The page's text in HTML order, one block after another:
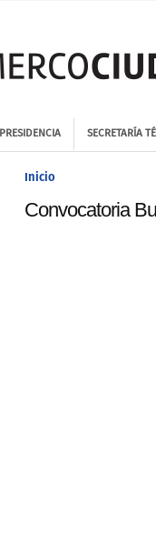
PRESIDENCIA SECRETARÍA
Inicio
Convocatoria